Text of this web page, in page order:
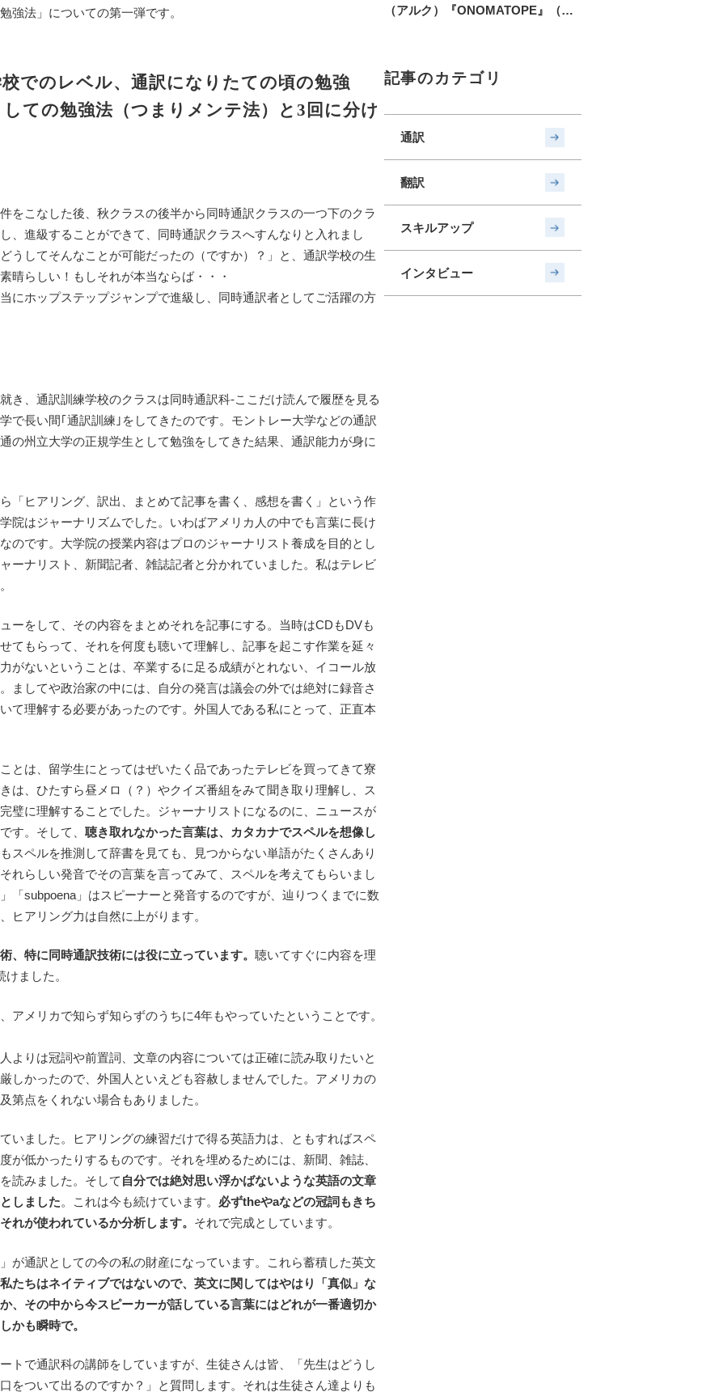
強法」についての第一弾です。
でのレベル、通訳になりたての頃の勉強
ての勉強法（つまりメンテ法）と3回に分け
をこなした後、秋クラスの後半から同時通訳クラスの一つ下のクラ
、進級することができて、同時通訳クラスへすんなりと入れまし
うしてそんなことが可能だったの（ですか）？」と、通訳学校の生
晴らしい！もしそれが本当ならば・・・
にホップステップジャンプで進級し、同時通訳者としてご活躍の方
き、通訳訓練学校のクラスは同時通訳科‐ここだけ読んで履歴を見る
で長い間｢通訳訓練｣をしてきたのです。モントレー大学などの通訳
の州立大学の正規学生として勉強をしてきた結果、通訳能力が身に
「ヒアリング、訳出、まとめて記事を書く、感想を書く」という作
院はジャーナリズムでした。いわばアメリカ人の中でも言葉に長け
のです。大学院の授業内容はプロのジャーナリスト養成を目的とし
ーナリスト、新聞記者、雑誌記者と分かれていました。私はテレビ
ーをして、その内容をまとめそれを記事にする。当時はCDもDVも
てもらって、それを何度も聴いて理解し、記事を起こす作業を延々
がないということは、卒業するに足る成績がとれない、イコール放
ましてや政治家の中には、自分の発言は議会の外では絶対に録音さ
て理解する必要があったのです。外国人である私にとって、正直本
とは、留学生にとってはぜいたく品であったテレビを買ってきて寮
は、ひたすら昼メロ（？）やクイズ番組をみて聞き取り理解し、ス
璧に理解することでした。ジャーナリストになるのに、ニュースが
す。そして、 聴き取れなかった言葉は、カタカナでスペルを想像し
スペルを推測して辞書を見ても、見つからない単語がたくさんあり
れらしい発音でその言葉を言ってみて、スペルを考えてもらいまし
「subpoena」はスピーナーと発音するのですが、辿りつくまでに数
ヒアリング力は自然に上がります。
、特に同時通訳技術には役に立っています。 聴いてすぐに内容を理
ました。
アメリカで知らず知らずのうちに4年もやっていたということです。
よりは冠詞や前置詞、文章の内容については正確に読み取りたいと
しかったので、外国人といえども容赦しませんでした。アメリカの
第点をくれない場合もありました。
いました。ヒアリングの練習だけで得る英語力は、ともすればスペ
が低かったりするものです。それを埋めるためには、新聞、雑誌、
読みました。そして 自分では絶対思い浮かばないような英語の文章
しました。これは今も続けています。 必ずtheやaなどの冠詞もきち
れが使われているか分析します。 それで完成としています。
が通訳としての今の私の財産になっています。これら蓄積した英文
私たちはネイティブではないので、英文に関してはやはり「真似」な
、その中から今スピーカーが話している言葉にはどれが一番適切か
かも瞬時で。
トで通訳科の講師をしていますが、生徒さんは皆、「先生はどうし
をついて出るのですか？」と質問します。それは生徒さん達よりも
（アルク）『ONOMATOPE』（ナ
記事のカテゴリ
通訳
翻訳
スキルアップ
インタビュー